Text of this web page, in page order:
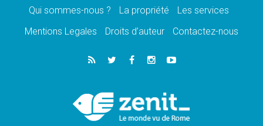
pour relever les «défis urgents»
À Sainte-Marie-Majeure, la grâce de Dieu
06.08.2026
Léon XIV aux jeunes d'Assise: «l'Europe et
06.08.2026
À Assise, le cardinal Pizzaballa affirme que
«les chrétiens veulent la paix»
Qui sommes-nous ? La propriété
Les services
Mentions Legales
Droits d’auteur Contactez-nous